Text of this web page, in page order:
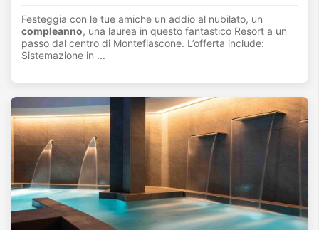
Festeggia con le tue amiche un addio al nubilato, un
compleanno, una laurea in questo fantastico Resort a un
passo dal centro di Montefiascone. L’offerta include:
Sistemazione in ...